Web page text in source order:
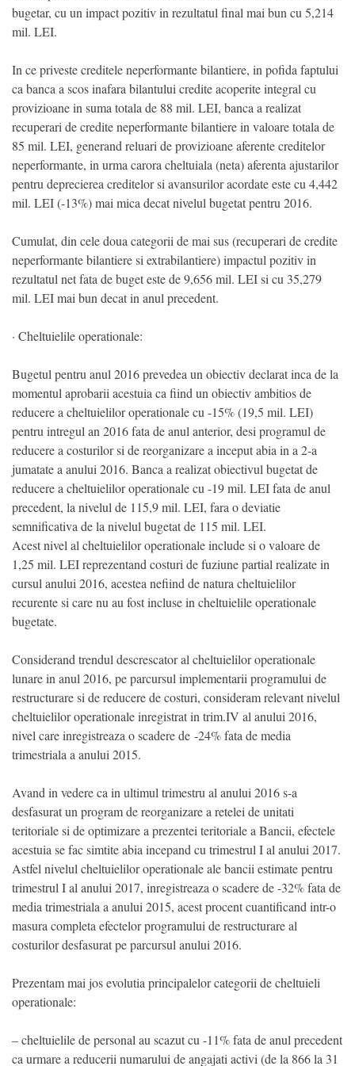
bugetar, cu un impact pozitiv in rezultatul final mai bun cu 5,214
mil. LEI.
In ce priveste creditele neperformante bilantiere, in pofida faptului
ca banca a scos inafara bilantului credite acoperite integral cu
provizioane in suma totala de 88 mil. LEI, banca a realizat
recuperari de credite neperformante bilantiere in valoare totala de
85 mil. LEI, generand reluari de provizioane aferente creditelor
neperformante, in urma carora cheltuiala (neta) aferenta ajustarilor
pentru deprecierea creditelor si avansurilor acordate este cu 4,442
mil. LEI (-13%) mai mica decat nivelul bugetat pentru 2016.
Cumulat, din cele doua categorii de mai sus (recuperari de credite
neperformante bilantiere si extrabilantiere) impactul pozitiv in
rezultatul net fata de buget este de 9,656 mil. LEI si cu 35,279
mil. LEI mai bun decat in anul precedent.
· Cheltuielile operationale:
Bugetul pentru anul 2016 prevedea un obiectiv declarat inca de la
momentul aprobarii acestuia ca fiind un obiectiv ambitios de
reducere a cheltuielilor operationale cu -15% (19,5 mil. LEI)
pentru intregul an 2016 fata de anul anterior, desi programul de
reducere a costurilor si de reorganizare a inceput abia in a 2-a
jumatate a anului 2016. Banca a realizat obiectivul bugetat de
reducere a cheltuielilor operationale cu -19 mil. LEI fata de anul
precedent, la nivelul de 115,9 mil. LEI, fara o deviatie
semnificativa de la nivelul bugetat de 115 mil. LEI.
Acest nivel al cheltuielilor operationale include si o valoare de
1,25 mil. LEI reprezentand costuri de fuziune partial realizate in
cursul anului 2016, acestea nefiind de natura cheltuielilor
recurente si care nu au fost incluse in cheltuielile operationale
bugetate.
Considerand trendul descrescator al cheltuielilor operationale
lunare in anul 2016, pe parcursul implementarii programului de
restructurare si de reducere de costuri, consideram relevant nivelul
cheltuielilor operationale inregistrat in trim.IV al anului 2016,
nivel care inregistreaza o scadere de -24% fata de media
trimestriala a anului 2015.
Avand in vedere ca in ultimul trimestru al anului 2016 s-a
desfasurat un program de reorganizare a retelei de unitati
teritoriale si de optimizare a prezentei teritoriale a Bancii, efectele
acestuia se fac simtite abia incepand cu trimestrul I al anului 2017.
Astfel nivelul cheltuielilor operationale ale bancii estimate pentru
trimestrul I al anului 2017, inregistreaza o scadere de -32% fata de
media trimestriala a anului 2015, acest procent cuantificand intr-o
masura completa efectelor programului de restructurare al
costurilor desfasurat pe parcursul anului 2016.
Prezentam mai jos evolutia principalelor categorii de cheltuieli
operationale:
– cheltuielile de personal au scazut cu -11% fata de anul precedent
ca urmare a reducerii numarului de angajati activi (de la 866 la 31